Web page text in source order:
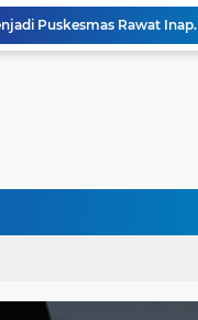
Puskesmas Rawat Inap.